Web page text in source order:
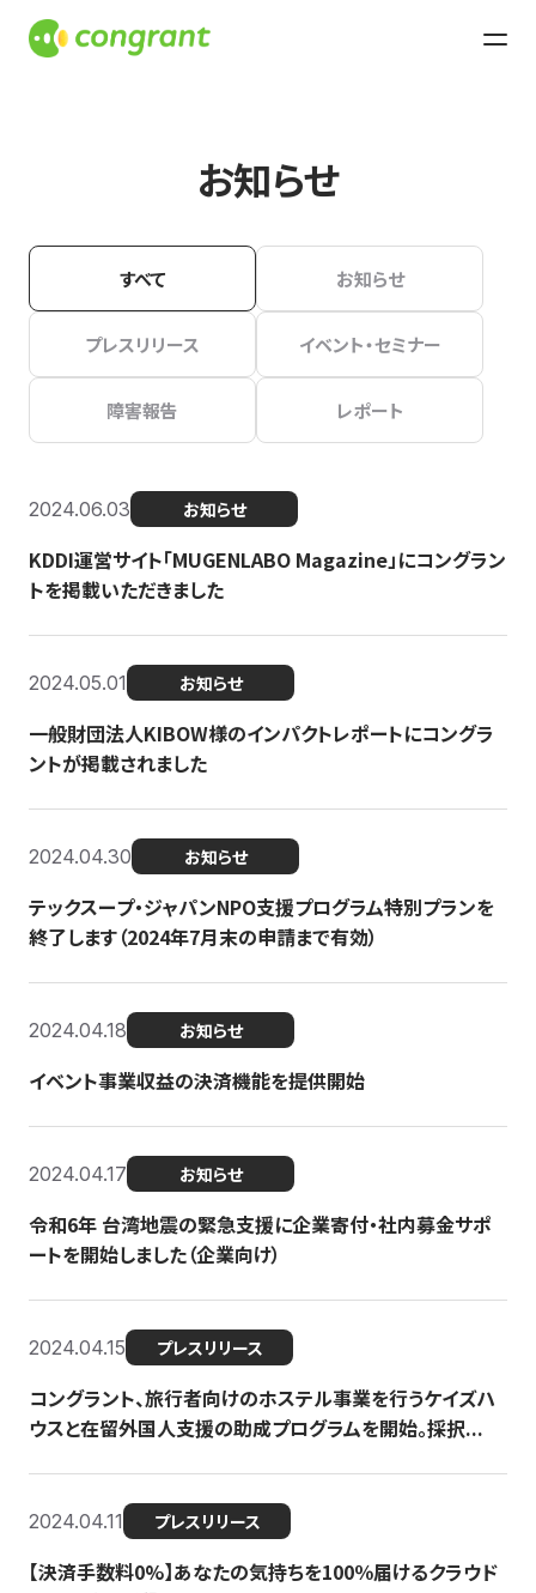
お知らせ
すべて お知らせ
プレスリリース イベント・セミナー
障害報告 レポート
2024.06.03 お知らせ
KDDI運営サイト「MUGENLABO Magazine」にコングラン
トを掲載いただきました
2024.05.01 お知らせ
一般財団法人KIBOW様のインパクトレポートにコングラ
ントが掲載されました
2024.04.30 お知らせ
テックスープ・ジャパンNPO支援プログラム特別プランを
終了します（2024年7月末の申請まで有効）
2024.04.18 お知らせ
イベント事業収益の決済機能を提供開始
2024.04.17 お知らせ
令和6年 台湾地震の緊急支援に企業寄付・社内募金サポ
ートを開始しました（企業向け）
2024.04.15 プレスリリース
コングラント、旅行者向けのホステル事業を行うケイズハ
ウスと在留外国人支援の助成プログラムを開始。採択...
2024.04.11 プレスリリース
【決済手数料0%】あなたの気持ちを100％届けるクラウド